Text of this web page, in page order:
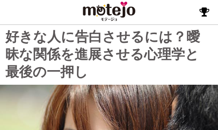
好きな人に告白させるには？曖
昧な関係を進展させる心理学と
最後の一押し